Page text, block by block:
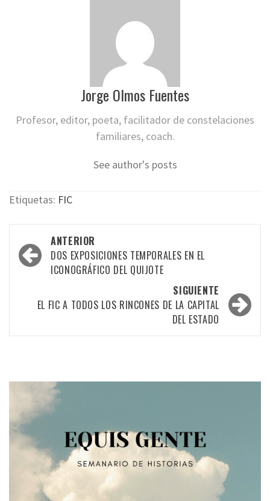
Jorge Olmos Fuentes
Profesor, editor, poeta, facilitador de constelaciones
familiares, coach.
See author's posts
Etiquetas: FIC
Navegación
por
entradas
ANTERIOR
DOS EXPOSICIONES TEMPORALES EN EL
ICONOGRÁFICO DEL QUIJOTE
SIGUIENTE
EL FIC A TODOS LOS RINCONES DE LA CAPITAL
DEL ESTADO